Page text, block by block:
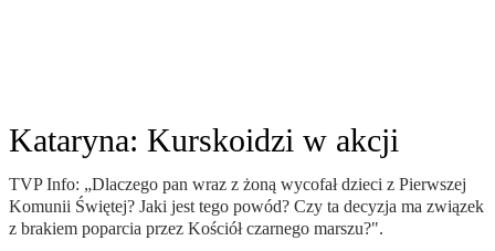
Kataryna: Kurskoidzi w akcji
TVP Info: „Dlaczego pan wraz z żoną wycofał dzieci z Pierwszej
Komunii Świętej? Jaki jest tego powód? Czy ta decyzja ma związek
z brakiem poparcia przez Kościół czarnego marszu?".